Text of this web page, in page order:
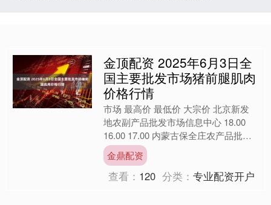
金顶配资 2025年6月3日全
国主要批发市场猪前腿肌肉
价格行情
市场 最高价 最低价 大宗价 北京新发
地农副产品批发市场信息中心 18.00
16.00 17.00 内蒙古保全庄农产品批发
市场 19.00 18.00 18.....
金鼎配资
查看： 120 分类：专业配资开户